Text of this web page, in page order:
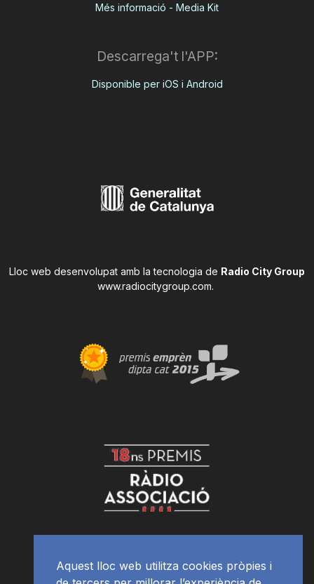
Més informació - Media Kit
Descarrega't l'APP:
Disponible per iOS i Android
Lloc web desenvolupat amb la tecnologia de Radio City Group
www.radiocitygroup.com.
Aquest lloc web utilitza cookies pròpies i